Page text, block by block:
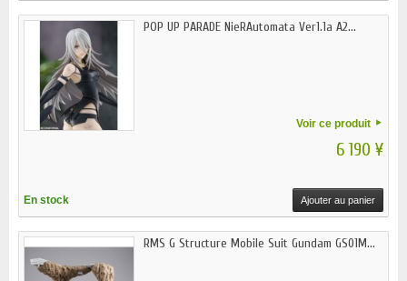
POP UP PARADE NieRAutomata Ver1.1a A2...
Voir ce produit
6 190 ¥
En stock Ajouter au panier
RMS G Structure Mobile Suit Gundam GS01M...